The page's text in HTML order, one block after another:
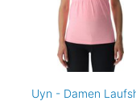
Uyn - Damen